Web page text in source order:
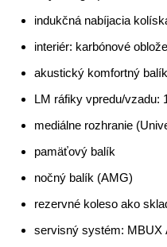
športový podvozok
Keyless go (bezkľúčové
indukčná nabíjacia
interiér: karbónové
akustický komfortný balík
LM ráfiky vpredu/vzadu:
mediálne rozhranie
pamäťový balík
nočný balík (AMG)